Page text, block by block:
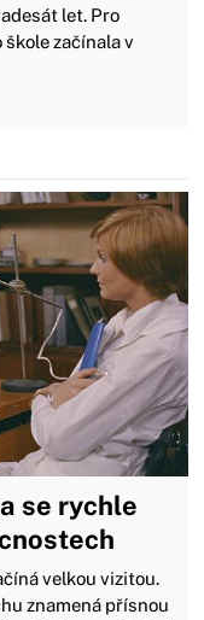
let. Pro
začínala v
se rychle
velkou vizitou.
znamená přísnou